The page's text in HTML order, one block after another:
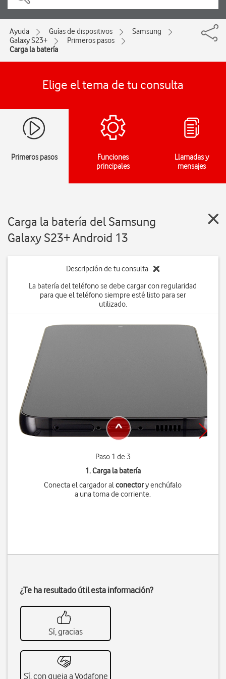
Ayuda Guías de dispositivos
Samsung
Galaxy S23+
Primeros pasos
Carga la batería
Elige el tema de tu consulta
Primeros pasos
Funciones
principales
Llamadas y
mensajes
Carga la batería del Samsung
Galaxy S23+ Android 13
Descripción de tu consulta
La batería del teléfono se debe cargar con regularidad
para que el teléfono siempre esté listo para ser
utilizado.
Paso 1 de 3
1. Carga la batería
Conecta el cargador alconectory enchúfalo
a una toma de corriente.
¿Te ha resultado útil esta información?
Sí, gracias
Sí, con queja a Vodafone